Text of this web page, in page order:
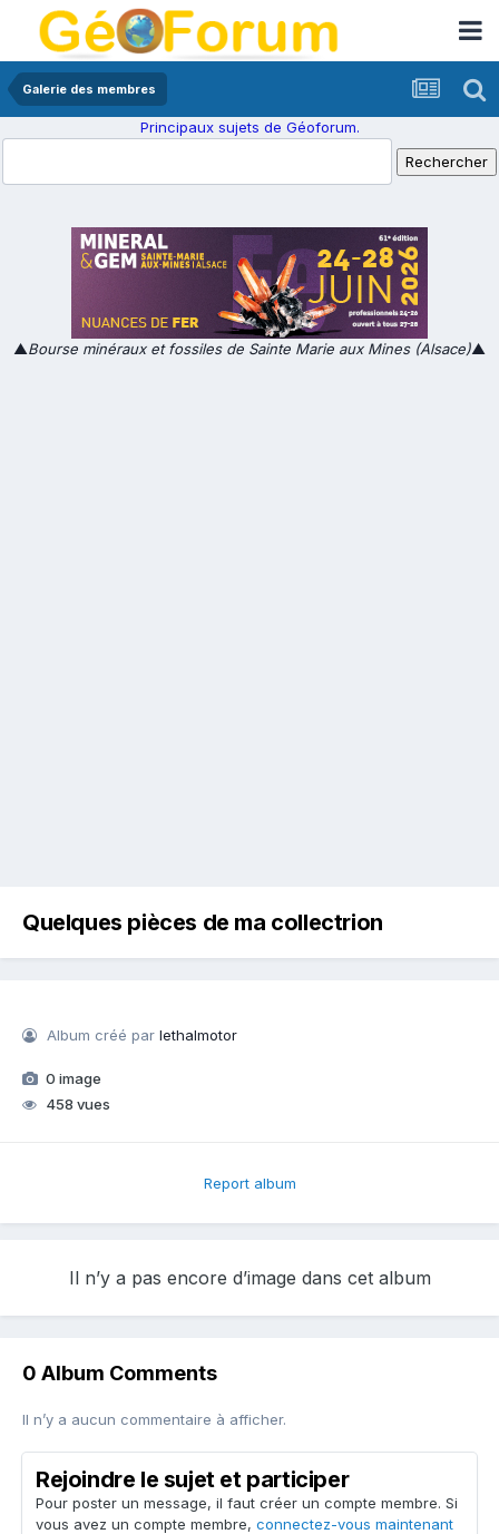
Galerie des membres
Principaux sujets de Géoforum.
▲Bourse minéraux et fossiles de Sainte Marie aux Mines (Alsace)▲
Quelques pièces de ma collectrion
Album créé parlethalmotor
0 image
458 vues
Report album
Il n’y a pas encore d’image dans cet album
0 Album Comments
Il n’y a aucun commentaire à afficher.
Rejoindre le sujet et participer
Pour poster un message, il faut créer un compte membre. Si
vous avez un compte membre, connectez-vous maintenant